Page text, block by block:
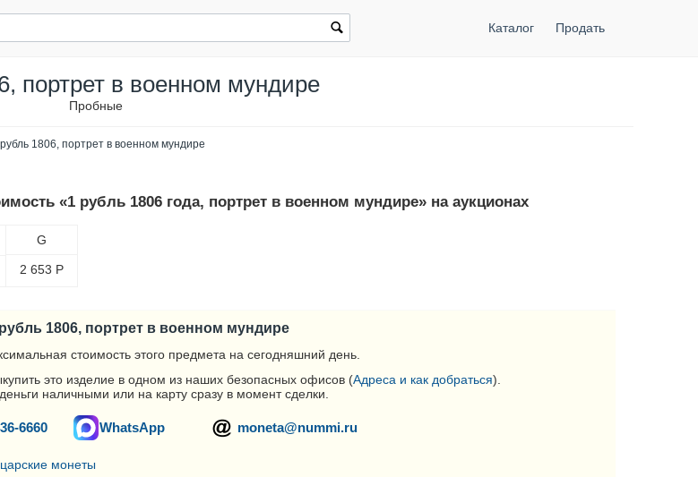
Каталог Продать
портрет в военном мундире
Пробные
1806, портрет в военном мундире
«1 рубль 1806 года, портрет в военном мундире» на аукционах
G
2 653 Р
1806, портрет в военном мундире
стоимость этого предмета на сегодняшний день.
это изделие в одном из наших безопасных офисов (Адреса и как добраться).
наличными или на карту сразу в момент сделки.
6660 WhatsApp moneta@nummi.ru
монеты